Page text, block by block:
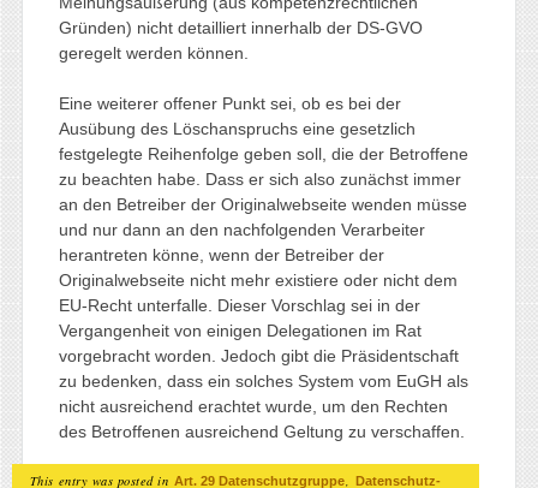
Gründen) nicht detailliert innerhalb der DS-GVO
geregelt werden können.
Eine weiterer offener Punkt sei, ob es bei der
Ausübung des Löschanspruchs eine gesetzlich
festgelegte Reihenfolge geben soll, die der Betroffene
zu beachten habe. Dass er sich also zunächst immer
an den Betreiber der Originalwebseite wenden müsse
und nur dann an den nachfolgenden Verarbeiter
herantreten könne, wenn der Betreiber der
Originalwebseite nicht mehr existiere oder nicht dem
EU-Recht unterfalle. Dieser Vorschlag sei in der
Vergangenheit von einigen Delegationen im Rat
vorgebracht worden. Jedoch gibt die Präsidentschaft
zu bedenken, dass ein solches System vom EuGH als
nicht ausreichend erachtet wurde, um den Rechten
des Betroffenen ausreichend Geltung zu verschaffen.
This entry was posted in Art. 29 Datenschutzgruppe
Datenschutz-